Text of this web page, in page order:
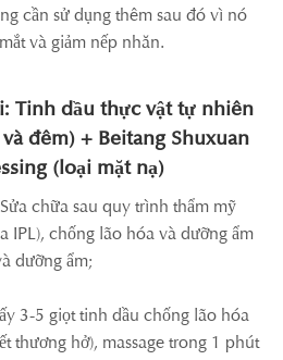
cần sử dụng thêm sau đó vì nó
và giảm nếp nhăn.
Tinh dầu thực vật tự nhiên
đêm) + Beitang Shuxuan
(loại mặt nạ)
chữa sau quy trình thẩm mỹ
IPL), chống lão hóa và dưỡng ẩm
dưỡng ẩm;
3-5 giọt tinh dầu chống lão hóa
thương hở), massage trong 1 phút